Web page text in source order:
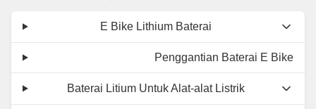
E Bike Lithium Baterai
Penggantian Baterai E Bike
Baterai Litium Untuk Alat-alat Listrik